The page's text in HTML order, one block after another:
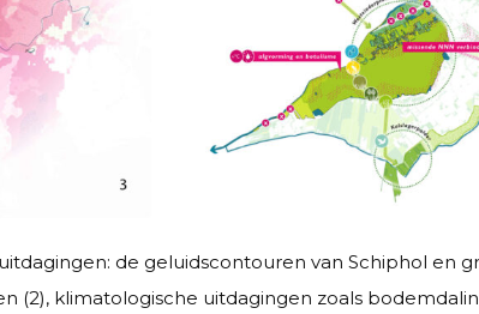
de geluidscontouren van Schiphol en
(2), klimatologische uitdagingen zoals